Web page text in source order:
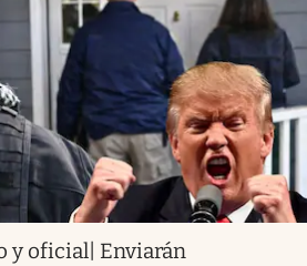
y oficial| Enviarán